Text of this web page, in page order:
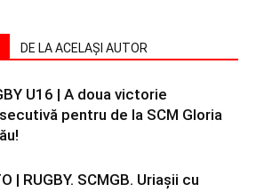
DE LA ACELAȘI AUTOR
U16 | A doua victorie
pentru de la SCM Gloria
| RUGBY. SCMGB. Uriaşii cu